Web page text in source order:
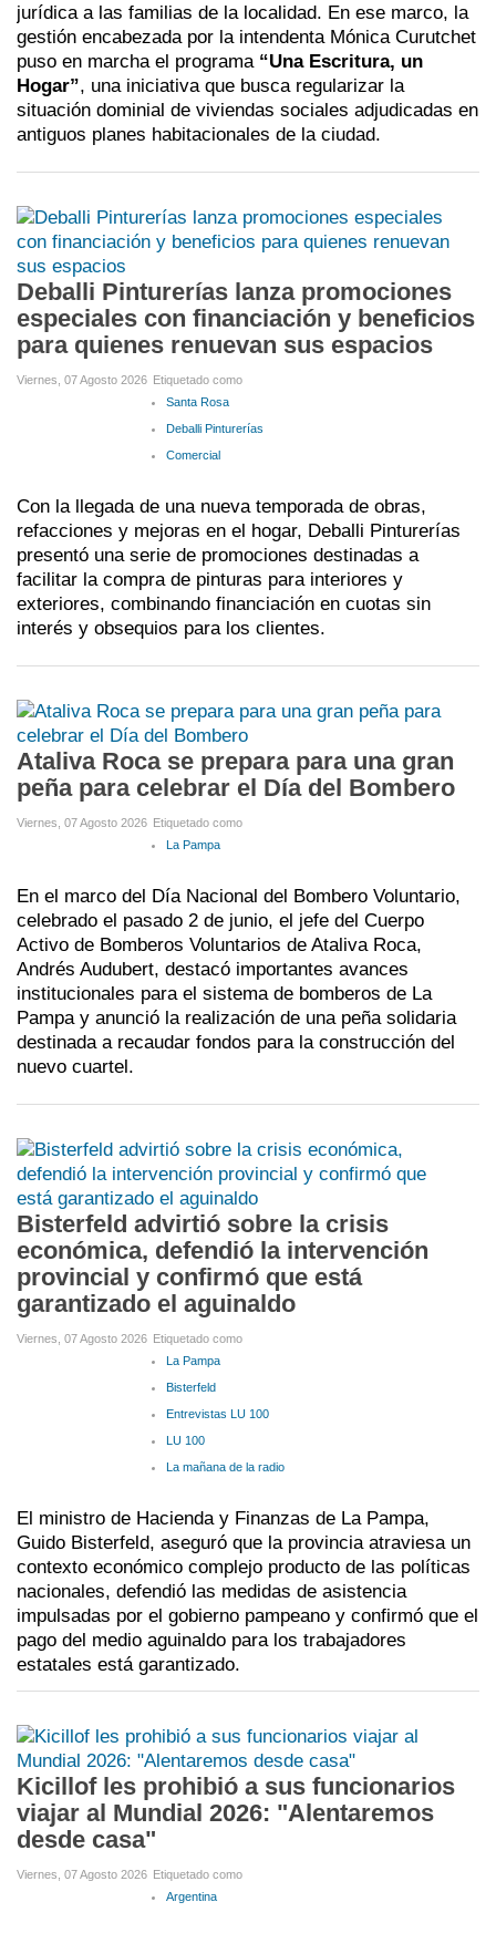
jurídica a las familias de la localidad. En ese marco, la
gestión encabezada por la intendenta Mónica Curutchet
puso en marcha el programa “Una Escritura, un
Hogar”, una iniciativa que busca regularizar la
situación dominial de viviendas sociales adjudicadas en
antiguos planes habitacionales de la ciudad.
Deballi Pinturerías lanza promociones
especiales con financiación y beneficios
para quienes renuevan sus espacios
Viernes, 07 Agosto 2026 Etiquetado como
Santa Rosa
Deballi Pinturerías
Comercial
Con la llegada de una nueva temporada de obras,
refacciones y mejoras en el hogar, Deballi Pinturerías
presentó una serie de promociones destinadas a
facilitar la compra de pinturas para interiores y
exteriores, combinando financiación en cuotas sin
interés y obsequios para los clientes.
Ataliva Roca se prepara para una gran
peña para celebrar el Día del Bombero
Viernes, 07 Agosto 2026 Etiquetado como
La Pampa
En el marco del Día Nacional del Bombero Voluntario,
celebrado el pasado 2 de junio, el jefe del Cuerpo
Activo de Bomberos Voluntarios de Ataliva Roca,
Andrés Audubert, destacó importantes avances
institucionales para el sistema de bomberos de La
Pampa y anunció la realización de una peña solidaria
destinada a recaudar fondos para la construcción del
nuevo cuartel.
Bisterfeld advirtió sobre la crisis
económica, defendió la intervención
provincial y confirmó que está
garantizado el aguinaldo
Viernes, 07 Agosto 2026 Etiquetado como
La Pampa
Bisterfeld
Entrevistas LU 100
LU 100
La mañana de la radio
El ministro de Hacienda y Finanzas de La Pampa,
Guido Bisterfeld, aseguró que la provincia atraviesa un
contexto económico complejo producto de las políticas
nacionales, defendió las medidas de asistencia
impulsadas por el gobierno pampeano y confirmó que el
pago del medio aguinaldo para los trabajadores
estatales está garantizado.
Kicillof les prohibió a sus funcionarios
viajar al Mundial 2026: "Alentaremos
desde casa"
Viernes, 07 Agosto 2026 Etiquetado como
Argentina